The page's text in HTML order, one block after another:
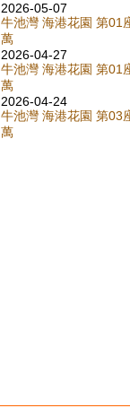
2026-05-07
牛池灣 海港花園 第01
萬
2026-04-27
牛池灣 海港花園 第01
萬
2026-04-24
牛池灣 海港花園 第03
萬